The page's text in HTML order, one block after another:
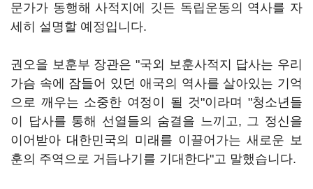
문가가 동행해 사적지에 깃든 독립운동의 역사를 자
세히 설명할 예정입니다.
권오을 보훈부 장관은 "국외 보훈사적지 답사는 우리
가슴 속에 잠들어 있던 애국의 역사를 살아있는 기억
으로 깨우는 소중한 여정이 될 것"이라며 "청소년들
이 답사를 통해 선열들의 숨결을 느끼고, 그 정신을
이어받아 대한민국의 미래를 이끌어가는 새로운 보
훈의 주역으로 거듭나기를 기대한다"고 말했습니다.